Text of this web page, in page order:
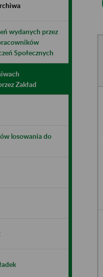
wydanych przez
Społecznych
Zakład
losowania do